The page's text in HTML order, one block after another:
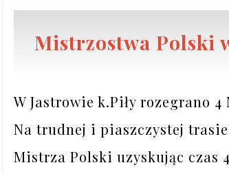
Mistrzostwa Polski
W Jastrowie k.Piły rozegrano
Na trudnej i piaszczystej
Mistrza Polski uzyskując czas